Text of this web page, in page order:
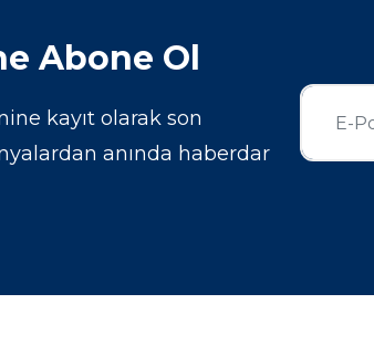
Abone Ol
kayıt olarak son
anında haberdar